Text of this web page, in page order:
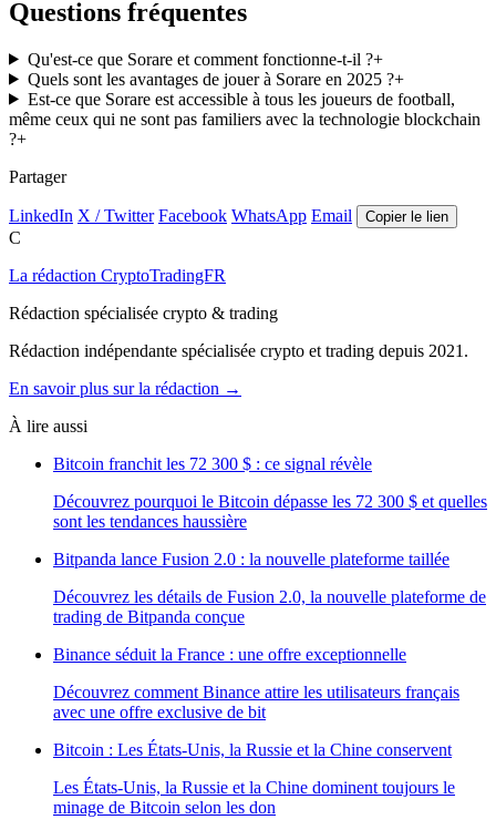
Questions fréquentes
Qu'est-ce que Sorare et comment fonctionne-t-il ?+
Quels sont les avantages de jouer à Sorare en 2025 ?+
Est-ce que Sorare est accessible à tous les joueurs de football,
même ceux qui ne sont pas familiers avec la technologie blockchain
?+
Partager
LinkedIn X / Twitter Facebook WhatsApp Email Copier le lien
C
La rédaction CryptoTradingFR
Rédaction spécialisée crypto & trading
Rédaction indépendante spécialisée crypto et trading depuis 2021.
En savoir plus sur la rédaction →
À lire aussi
Bitcoin franchit les 72 300 $ : ce signal révèle
Découvrez pourquoi le Bitcoin dépasse les 72 300 $ et quelles
sont les tendances haussière
Bitpanda lance Fusion 2.0 : la nouvelle plateforme taillée
Découvrez les détails de Fusion 2.0, la nouvelle plateforme de
trading de Bitpanda conçue
Binance séduit la France : une offre exceptionnelle
Découvrez comment Binance attire les utilisateurs français
avec une offre exclusive de bit
Bitcoin : Les États-Unis, la Russie et la Chine conservent
Les États-Unis, la Russie et la Chine dominent toujours le
minage de Bitcoin selon les don